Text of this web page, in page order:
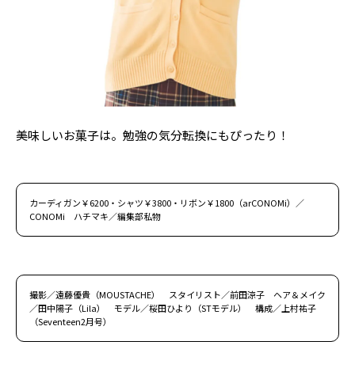
美味しいお菓子は。勉強の気分転換にもぴったり！
カーディガン￥6200・シャツ￥3800・リボン￥1800（arCONOMi）／
CONOMi ハチマキ／編集部私物
撮影／遠藤優貴（MOUSTACHE） スタイリスト／前田涼子 ヘア＆メイク
／田中陽子（Lila） モデル／桜田ひより（STモデル） 構成／上村祐子
（Seventeen2月号）